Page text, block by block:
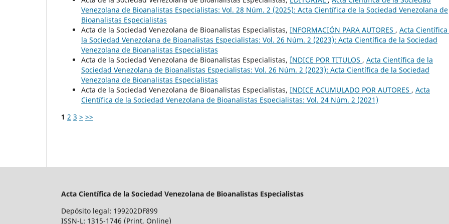
Venezolana de Bioanalistas Especialistas: Vol. 28 Núm. 2 (2025): Acta Científica de la Sociedad Venezolana de
Bioanalistas Especialistas
Acta de la Sociedad Venezolana de Bioanalistas Especialistas, INFORMACIÓN PARA AUTORES , Acta
la Sociedad Venezolana de Bioanalistas Especialistas: Vol. 26 Núm. 2 (2023): Acta Científica de la Sociedad
Venezolana de Bioanalistas Especialistas
Acta de la Sociedad Venezolana de Bioanalistas Especialistas, ÍNDICE POR TITULOS , Acta Científica de la
Sociedad Venezolana de Bioanalistas Especialistas: Vol. 26 Núm. 2 (2023): Acta Científica de la Sociedad
Venezolana de Bioanalistas Especialistas
Acta de la Sociedad Venezolana de Bioanalistas Especialistas, INDICE ACUMULADO POR AUTORES , Acta
Científica de la Sociedad Venezolana de Bioanalistas Especialistas: Vol. 24 Núm. 2 (2021)
1 2 3 > >>
Acta Científica de la Sociedad Venezolana de Bioanalistas Especialistas
Depósito legal: 199202DF899
ISSN-L: 1315-1746 (Print, Online)